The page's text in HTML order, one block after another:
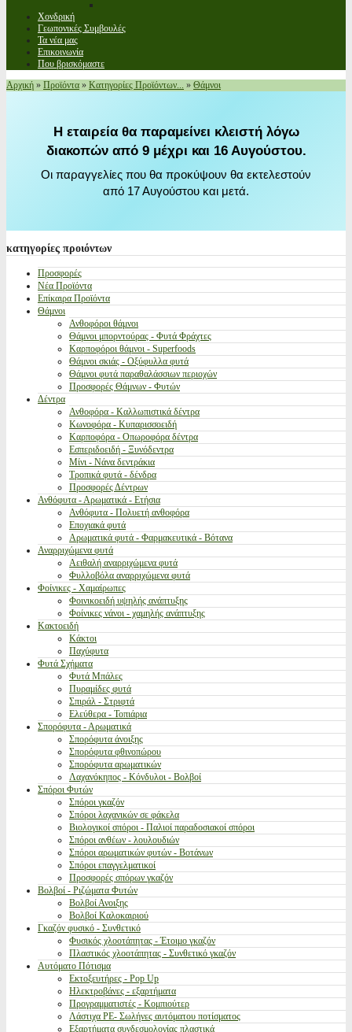
Χονδρική
Γεωπονικές Συμβουλές
Τα νέα μας
Επικοινωνία
Που βρισκόμαστε
Αρχική » Προϊόντα » Κατηγορίες Προϊόντων... » Θάμνοι
Η εταιρεία θα παραμείνει κλειστή λόγω
διακοπών από 9 μέχρι και 16 Αυγούστου.
Οι παραγγελίες που θα προκύψουν θα εκτελεστούν
από 17 Αυγούστου και μετά.
κατηγορίες προιόντων
Προσφορές
Νέα Προϊόντα
Επίκαιρα Προϊόντα
Θάμνοι
Ανθοφόροι θάμνοι
Θάμνοι μπορντούρας - Φυτά Φράχτες
Καρποφόροι θάμνοι - Superfoods
Θάμνοι σκιάς - Οξύφυλλα φυτά
Θάμνοι φυτά παραθαλάσσιων περιοχών
Προσφορές Θάμνων - Φυτών
Δέντρα
Ανθοφόρα - Καλλωπιστικά δέντρα
Κωνοφόρα - Κυπαρισσοειδή
Καρποφόρα - Οπωροφόρα δέντρα
Εσπεριδοειδή - Ξυνόδεντρα
Μίνι - Νάνα δεντράκια
Τροπικά φυτά - δένδρα
Προσφορές Δέντρων
Ανθόφυτα - Αρωματικά - Ετήσια
Ανθόφυτα - Πολυετή ανθοφόρα
Εποχιακά φυτά
Αρωματικά φυτά - Φαρμακευτικά - Βότανα
Αναρριχώμενα φυτά
Αειθαλή αναρριχώμενα φυτά
Φυλλοβόλα αναρριχώμενα φυτά
Φοίνικες - Χαμαίρωπες
Φοινικοειδή υψηλής ανάπτυξης
Φοίνικες νάνοι - χαμηλής ανάπτυξης
Κακτοειδή
Κάκτοι
Παχύφυτα
Φυτά Σχήματα
Φυτά Μπάλες
Πυραμίδες φυτά
Σπιράλ - Στριφτά
Ελεύθερα - Τοπιάρια
Σπορόφυτα - Αρωματικά
Σπορόφυτα άνοιξης
Σπορόφυτα φθινοπώρου
Σπορόφυτα αρωματικών
Λαχανόκηπος - Κόνδυλοι - Βολβοί
Σπόροι Φυτών
Σπόροι γκαζόν
Σπόροι λαχανικών σε φάκελα
Βιολογικοί σπόροι - Παλιοί παραδοσιακοί σπόροι
Σπόροι ανθέων - λουλουδιών
Σπόροι αρωματικών φυτών - Βοτάνων
Σπόροι επαγγελματικοί
Προσφορές σπόρων γκαζόν
Βολβοί - Ριζώματα Φυτών
Βολβοί Ανοιξης
Βολβοί Καλοκαιριού
Γκαζόν φυσικό - Συνθετικό
Φυσικός χλοοτάπητας - Έτοιμο γκαζόν
Πλαστικός χλοοτάπητας - Συνθετικό γκαζόν
Αυτόματο Πότισμα
Εκτοξευτήρες - Pop Up
Ηλεκτροβάνες - εξαρτήματα
Προγραμματιστές - Κομπιούτερ
Λάστιχα PE- Σωλήνες αυτόματου ποτίσματος
Εξαρτήματα συνδεσμολογίας πλαστικά